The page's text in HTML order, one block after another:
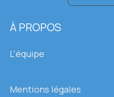
À PROPOS
L'équipe
Mentions légales